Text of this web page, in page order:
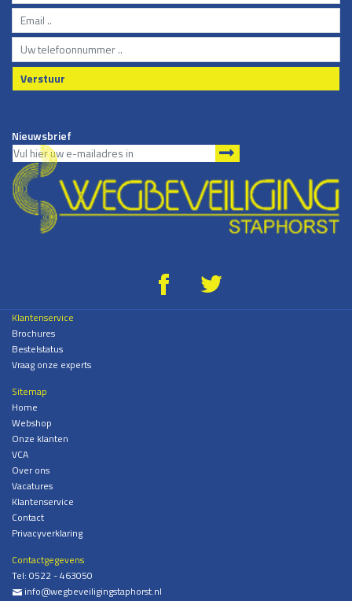
Verstuur
Nieuwsbrief
g *
Klantenservice
Brochures
Bestelstatus
Vraag onze experts
Sitemap
Home
Webshop
Onze klanten
VCA
Over ons
Vacatures
Klantenservice
Contact
Privacyverklaring
Contactgegevens
Tel: 0522 - 463050
% info@wegbeveiligingstaphorst.nl